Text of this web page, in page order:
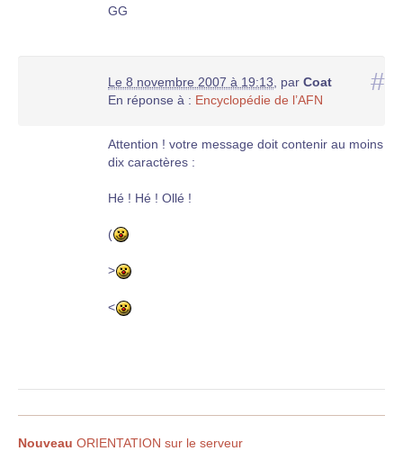
GG
#
Le 8 novembre 2007 à 19:13 par Coat
En réponse à : Encyclopédie de l’AFN
Attention ! votre message doit contenir au moins
dix caractères :
Hé ! Hé ! Ollé !
(
>
<
Nouveau ORIENTATION sur le serveur